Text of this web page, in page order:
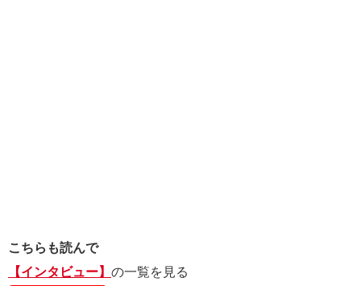
こちらも読んで
【インタビュー】 の一覧を見る